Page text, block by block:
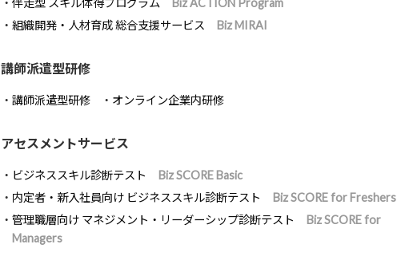
組織開発・人材育成 総合支援サービス
Biz MIRAI
講師派遣型研修
講師派遣型研修 オンライン企業内研修
アセスメントサービス
ビジネススキル診断テスト
Biz SCORE Basic
内定者・新入社員向け ビジネススキル診断テスト
Biz SCORE for Freshers
管理職層向け マネジメント・リーダーシップ診断テスト
Biz SCORE for
Managers